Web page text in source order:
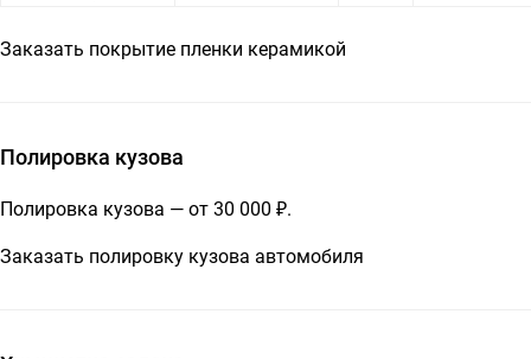
Заказать покрытие пленки керамикой
Полировка кузова
Полировка кузова — от 30 000 ₽.
Заказать полировку кузова автомобиля